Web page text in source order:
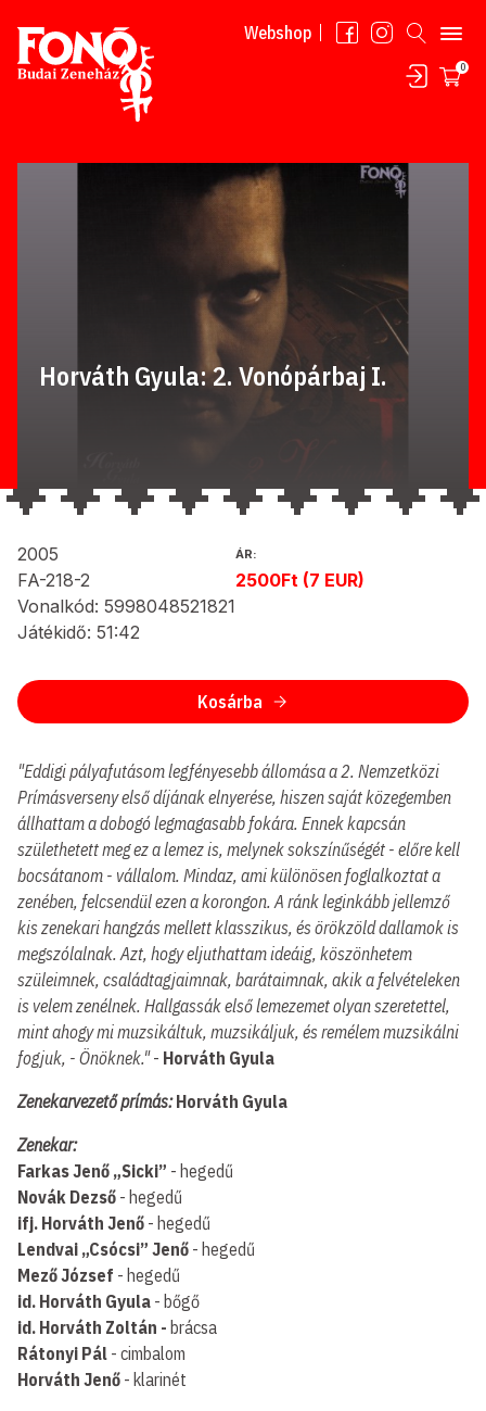
Tovább a tartalomhoz Webshop
0
Horváth Gyula: 2. Vonópárbaj I.
2005
FA-218-2
Vonalkód: 5998048521821
Játékidő: 51:42
ÁR:
2500Ft (7 EUR)
Kosárba
"Eddigi pályafutásom legfényesebb állomása a 2. Nemzetközi
Prímásverseny első díjának elnyerése, hiszen saját közegemben
állhattam a dobogó legmagasabb fokára. Ennek kapcsán
születhetett meg ez a lemez is, melynek sokszínűségét - előre kell
bocsátanom - vállalom. Mindaz, ami különösen foglalkoztat a
zenében, felcsendül ezen a korongon. A ránk leginkább jellemző
kis zenekari hangzás mellett klasszikus, és örökzöld dallamok is
megszólalnak. Azt, hogy eljuthattam ideáig, köszönhetem
szüleimnek, családtagjaimnak, barátaimnak, akik a felvételeken
is velem zenélnek. Hallgassák első lemezemet olyan szeretettel,
mint ahogy mi muzsikáltuk, muzsikáljuk, és remélem muzsikálni
fogjuk, - Önöknek."- Horváth Gyula
Zenekarvezető prímás: Horváth Gyula
Zenekar:
Farkas Jenő „Sicki” - hegedű
Novák Dezső - hegedű
ifj. Horváth Jenő - hegedű
Lendvai „Csócsi” Jenő - hegedű
Mező József - hegedű
id. Horváth Gyula - bőgő
id. Horváth Zoltán - brácsa
Rátonyi Pál - cimbalom
Horváth Jenő - klarinét